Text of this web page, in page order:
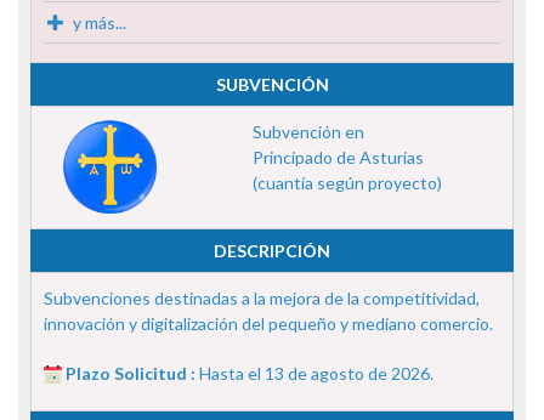
y más...
SUBVENCIÓN
Subvención en
Principado de Asturias
(cuantía según proyecto)
DESCRIPCIÓN
Subvenciones destinadas a la mejora de la competitividad,
innovación y digitalización del pequeño y mediano comercio.
Plazo Solicitud : Hasta el 13 de agosto de 2026.